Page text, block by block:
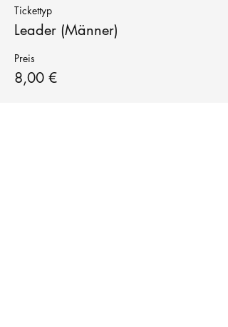
Tickettyp
Leader (Männer)
Preis
8,00 €